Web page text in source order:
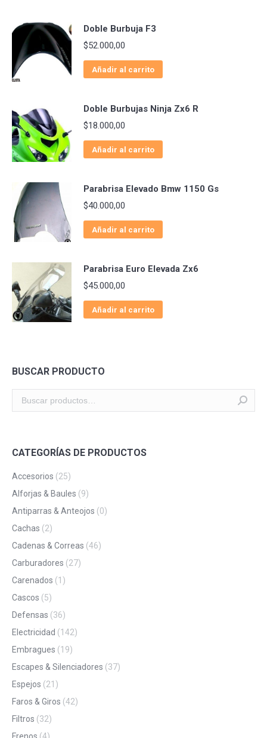
Doble Burbuja F3
$52.000,00
Añadir al carrito
Doble Burbujas Ninja Zx6 R
$18.000,00
Añadir al carrito
Parabrisa Elevado Bmw 1150 Gs
$40.000,00
Añadir al carrito
Parabrisa Euro Elevada Zx6
$45.000,00
Añadir al carrito
BUSCAR PRODUCTO
CATEGORÍAS DE PRODUCTOS
Accesorios (25)
Alforjas & Baules (9)
Antiparras & Anteojos (0)
Cachas (2)
Cadenas & Correas (46)
Carburadores (27)
Carenados (1)
Cascos (5)
Defensas (36)
Electricidad (142)
Embragues (19)
Escapes & Silenciadores (37)
Espejos (21)
Faros & Giros (42)
Filtros (32)
Frenos (4)